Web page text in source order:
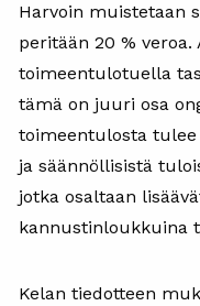
Harvoin muistetaan
peritään 20 %
toimeentulotuella
tämä on juuri osa
toimeentulosta tulee
ja säännöllisistä
jotka osaltaan
kannustinloukkuina
Kelan tiedotteen